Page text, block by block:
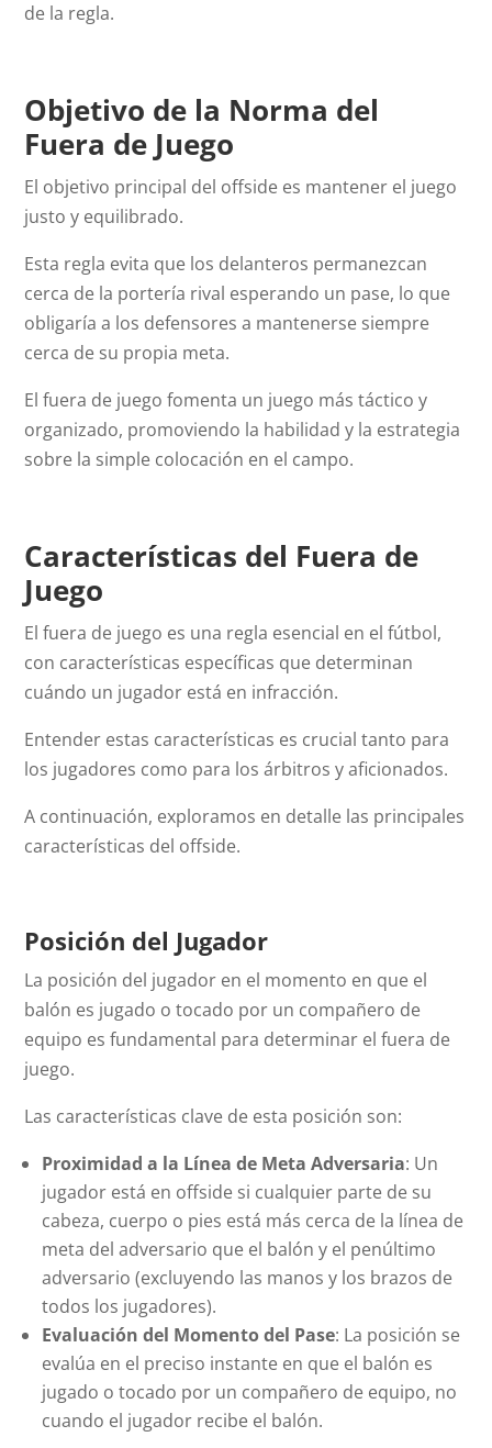
de la regla.
Objetivo de la Norma del
Fuera de Juego
El objetivo principal del offside es mantener el juego
justo y equilibrado.
Esta regla evita que los delanteros permanezcan
cerca de la portería rival esperando un pase, lo que
obligaría a los defensores a mantenerse siempre
cerca de su propia meta.
El fuera de juego fomenta un juego más táctico y
organizado, promoviendo la habilidad y la estrategia
sobre la simple colocación en el campo.
Características del Fuera de
Juego
El fuera de juego es una regla esencial en el fútbol,
con características específicas que determinan
cuándo un jugador está en infracción.
Entender estas características es crucial tanto para
los jugadores como para los árbitros y aficionados.
A continuación, exploramos en detalle las principales
características del offside.
Posición del Jugador
La posición del jugador en el momento en que el
balón es jugado o tocado por un compañero de
equipo es fundamental para determinar el fuera de
juego.
Las características clave de esta posición son:
Proximidad a la Línea de Meta Adversaria: Un
jugador está en offside si cualquier parte de su
cabeza, cuerpo o pies está más cerca de la línea de
meta del adversario que el balón y el penúltimo
adversario (excluyendo las manos y los brazos de
todos los jugadores).
Evaluación del Momento del Pase: La posición se
evalúa en el preciso instante en que el balón es
jugado o tocado por un compañero de equipo, no
cuando el jugador recibe el balón.